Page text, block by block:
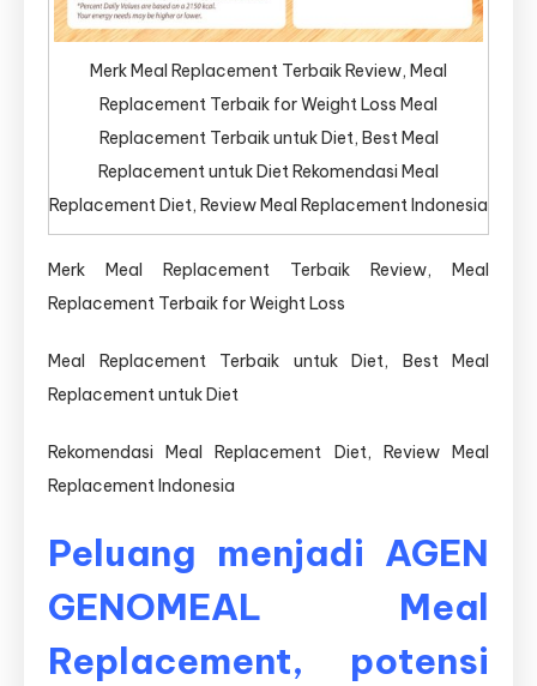
Merk Meal Replacement Terbaik Review, Meal
Replacement Terbaik for Weight Loss Meal
Replacement Terbaik untuk Diet, Best Meal
Replacement untuk Diet Rekomendasi Meal
Replacement Diet, Review Meal Replacement Indonesia
Merk Meal Replacement Terbaik Review, Meal
Replacement Terbaik for Weight Loss
Meal Replacement Terbaik untuk Diet, Best Meal
Replacement untuk Diet
Rekomendasi Meal Replacement Diet, Review Meal
Replacement Indonesia
Peluang menjadi AGEN
GENOMEAL Meal
Replacement, potensi